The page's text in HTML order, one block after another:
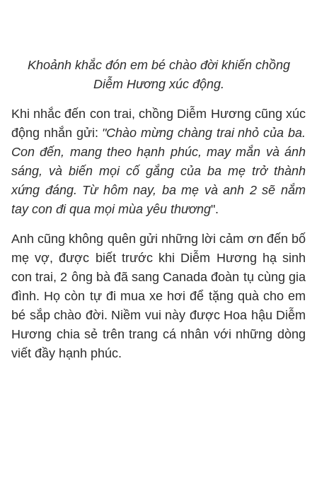
Khoảnh khắc đón em bé chào đời khiến chồng
Diễm Hương xúc động.
Khi nhắc đến con trai, chồng Diễm Hương cũng xúc
động nhắn gửi: "Chào mừng chàng trai nhỏ của ba.
Con đến, mang theo hạnh phúc, may mắn và ánh
sáng, và biến mọi cố gắng của ba mẹ trở thành
xứng đáng. Từ hôm nay, ba mẹ và anh 2 sẽ nắm
tay con đi qua mọi mùa yêu thương".
Anh cũng không quên gửi những lời cảm ơn đến bố
mẹ vợ, được biết trước khi Diễm Hương hạ sinh
con trai, 2 ông bà đã sang Canada đoàn tụ cùng gia
đình. Họ còn tự đi mua xe hơi để tặng quà cho em
bé sắp chào đời. Niềm vui này được Hoa hậu Diễm
Hương chia sẻ trên trang cá nhân với những dòng
viết đầy hạnh phúc.